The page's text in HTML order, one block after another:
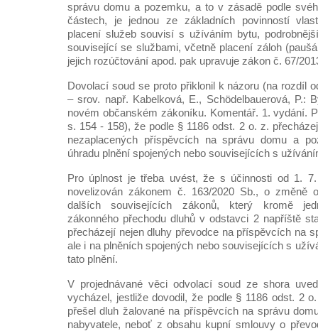
správu domu a pozemku, a to v zásadě podle
částech, je jednou ze základních povinností
placení služeb souvisí s užíváním bytu,
související se službami, včetně placení záloh
jejich rozúčtování apod. pak upravuje zákon č. 67/
Dovolací soud se proto přiklonil k názoru (na rozdíl
– srov. např. Kabelková, E., Schödelbauerová, P.:
novém občanském zákoníku. Komentář. 1. vydání.
s. 154 - 158), že podle § 1186 odst. 2 o. z.
nezaplacených příspěvcích na správu domu a
úhradu plnění spojených nebo souvisejících s
Pro úplnost je třeba uvést, že s účinnosti od 1.
novelizován zákonem č. 163/2020 Sb., o změně
dalších souvisejících zákonů, který kromě
zákonného přechodu dluhů v odstavci 2 napříště
přecházejí nejen dluhy převodce na příspěvcích na
ale i na plněních spojených nebo souvisejících s
tato plnění.
V projednávané věci odvolací soud ze shora
vycházel, jestliže dovodil, že podle § 1186 odst. 2
přešel dluh žalované na příspěvcích na správu
nabyvatele, neboť z obsahu kupní smlouvy o